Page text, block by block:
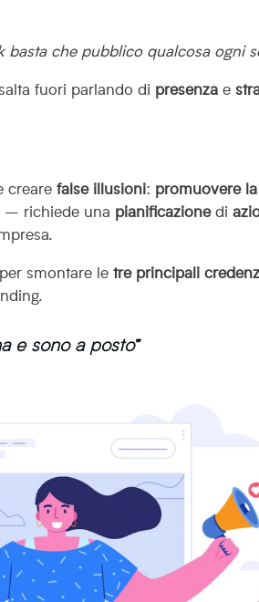
basta che pubblico qualcosa ogni
fuori parlando di presenza e
creare false illusioni: promuovere
– richiede una pianificazione di
smontare le tre principali
e sono a posto”